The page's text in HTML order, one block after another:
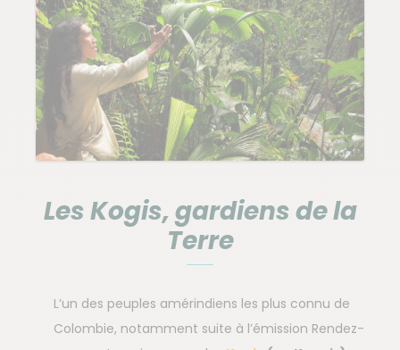
Les Kogis, gardiens de la
Terre
L’un des peuples amérindiens les plus connu de
Colombie, notamment suite à l’émission Rendez-